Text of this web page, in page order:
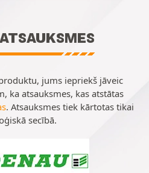
jums iepriekš jāveic
ka atsauksmes, kas atstātas
. Atsauksmes tiek kārtotas tikai
secībā.